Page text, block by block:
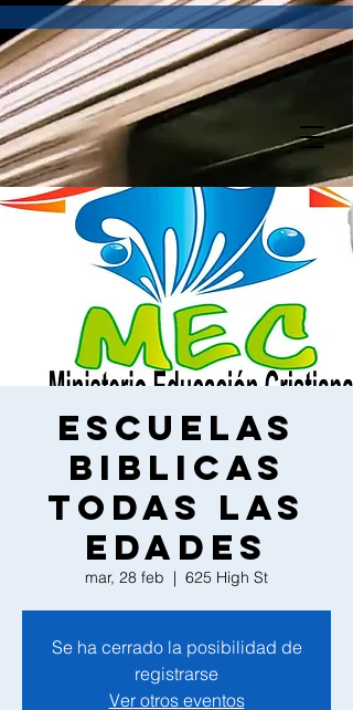
Escuelas
Biblicas
todas las
edades
mar, 28 feb
  |
625 High St
Se ha cerrado la posibilidad de
registrarse
Ver otros eventos